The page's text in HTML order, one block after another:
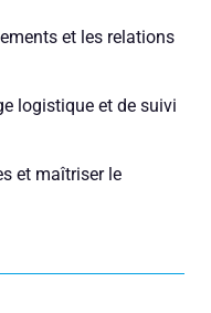
et les relations
logistique et de suivi
et maîtriser le